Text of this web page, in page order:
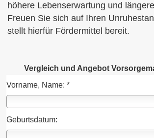
höhere Lebenserwartung und
Freuen Sie sich auf Ihren
stellt hierfür Fördermittel bereit.
Vergleich und Angebot
Vorname, Name: *
Geburts­datum: